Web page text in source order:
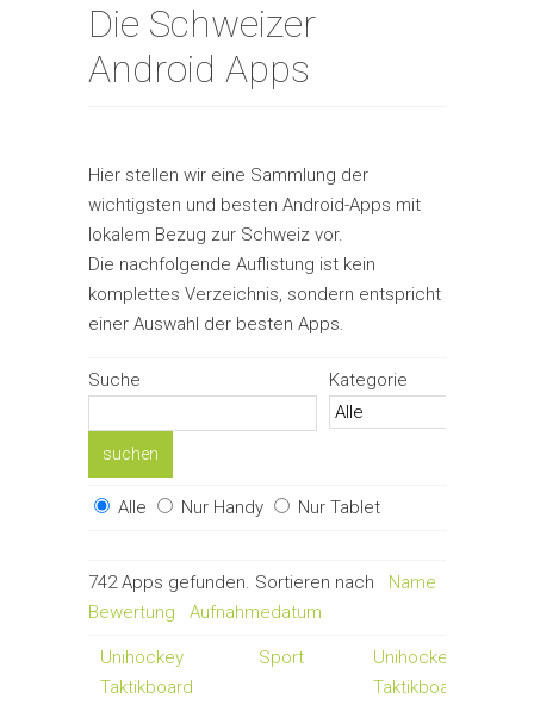
Die Schweizer
Android Apps
Hier stellen wir eine Sammlung der
wichtigsten und besten Android-Apps mit
lokalem Bezug zur Schweiz vor.
Die nachfolgende Auflistung ist kein
komplettes Verzeichnis, sondern entspricht
einer Auswahl der besten Apps.
Suche Kategorie
Alle Nur Handy Nur Tablet
742 Apps gefunden. Sortieren nach
Name
Bewertung
Aufnahmedatum
Unihockey
Taktikboard
Sport
Unihockey
Taktikboard -